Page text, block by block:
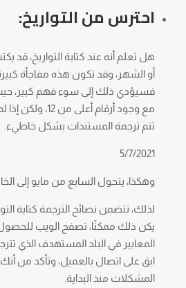
احترس من التواريخ:
هل تعلم أنه عند كتابة التواريخ، قد
أو الشهر، وقد تكون هذه مفاجأة
فسيؤدي ذلك إلى سوء فهم كبير،
مع وجود أرقام
تتم ترجمة المستندات بشكل خاطيء.
5/7/2021
وهكذا، يتحول السابع من مايو إلى
لذلك، تتضمن نصائح الترجمة كتابة
يكن ذلك ممكنًا، تصفح الويب
المعايير في البلد المستهدف الذي
ابق على اتصال بالعميل، وتأكد من
المشكلات منذ البداية.